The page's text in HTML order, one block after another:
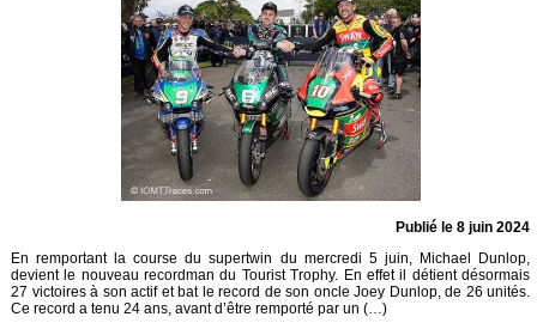
Publié le 8 juin 2024
En remportant la course du supertwin du mercredi 5 juin, Michael Dunlop,
devient le nouveau recordman du Tourist Trophy. En effet il détient désormais
27 victoires à son actif et bat le record de son oncle Joey Dunlop, de 26 unités.
Ce record a tenu 24 ans, avant d’être remporté par un (…)